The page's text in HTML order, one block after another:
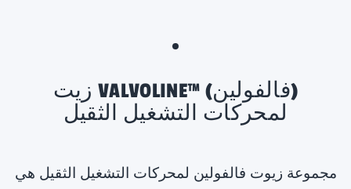
زيت VALVOLINE™ (فالفولين)
لمحركات التشغيل الثقيل
مجموعة زيوت فالفولين لمحركات التشغيل الثقيل هي